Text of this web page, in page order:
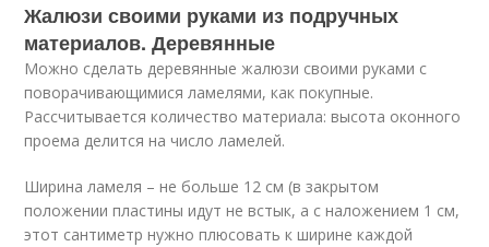
Жалюзи своими руками из подручных
материалов. Деревянные
Можно сделать деревянные жалюзи своими руками с
поворачивающимися ламелями, как покупные.
Рассчитывается количество материала: высота оконного
проема делится на число ламелей.
Ширина ламеля – не больше 12 см (в закрытом
положении пластины идут не встык, а с наложением 1 см,
этот сантиметр нужно плюсовать к ширине каждой